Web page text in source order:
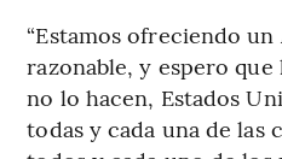
“Estamos ofreciendo
razonable, y espero
no lo hacen, Estados
todas y cada una de las